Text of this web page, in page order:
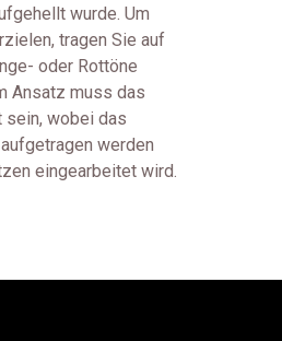
wurde. Um
tragen Sie auf
oder Rottöne
Ansatz muss das
sein, wobei das
werden
eingearbeitet wird.